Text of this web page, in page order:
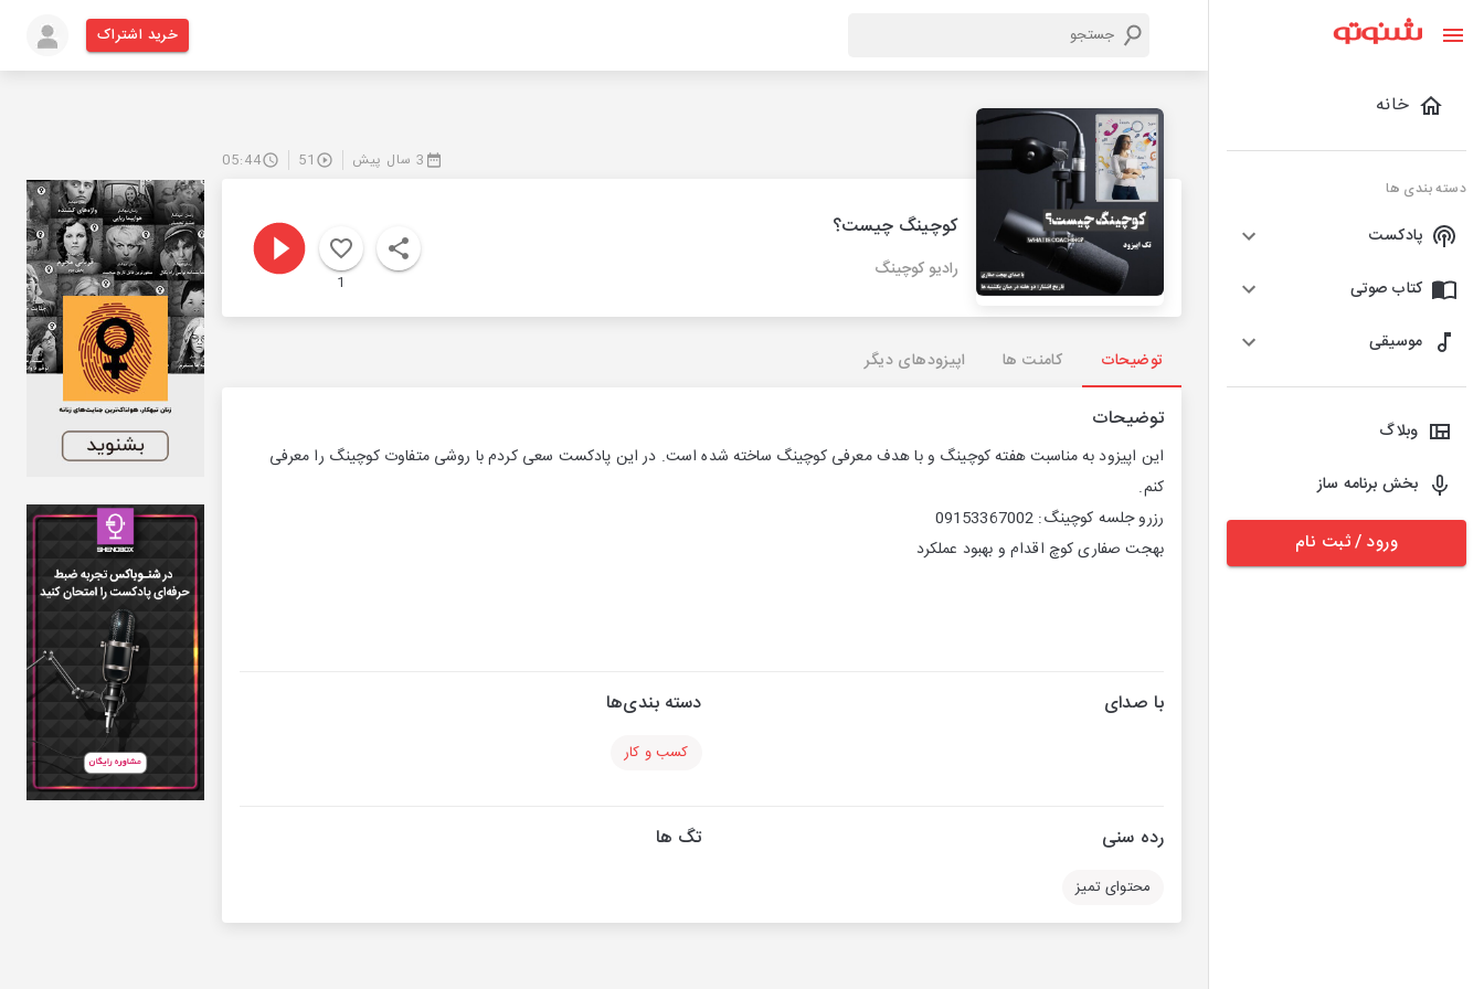
خانه
دسته بندی ها
پادکست
کتاب صوتی
موسیقی
وبلاگ
بخش برنامه ساز
ورود / ثبت نام
خرید اشتراک
3 سال پیش 51
05:44
کوچینگ چیست؟
رادیو کوچینگ
1
توضیحات کامنت ها اپیزودهای دیگر
توضیحات
این اپیزود به مناسبت هفته کوچینگ و با هدف معرفی کوچینگ ساخته شده است. در این پادکست سعی کردم با روشی متفاوت کوچینگ را معرفی
کنم.
رزرو جلسه کوچینگ: 09153367002
بهجت صفاری کوچ اقدام و بهبود عملکرد
با صدای دسته بندی‌ها
کسب و کار
رده سنی
محتوای تمیز
تگ ها